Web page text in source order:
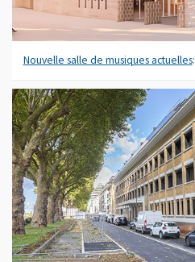
Nouvelle salle de musiques actuelles: